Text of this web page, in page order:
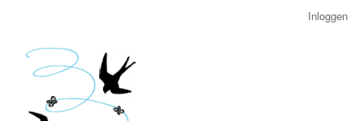
menu
Inloggen